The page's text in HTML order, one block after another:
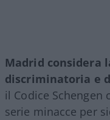
Madrid considera
discriminatoria e
il Codice Schengen
serie minacce per